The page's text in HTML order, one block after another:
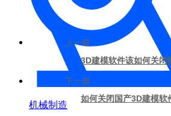
机械制造
上一篇
3D建模软件该如何关闭
下一篇
如何关闭国产3D建模软